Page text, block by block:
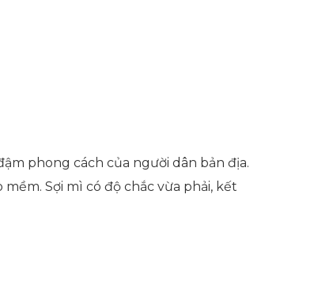
phong cách của người dân bản địa.
Sợi mì có độ chắc vừa phải, kết